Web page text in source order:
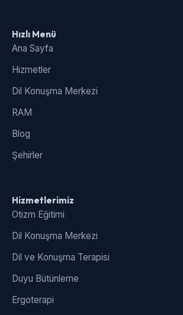
Hızlı Menü
Ana Sayfa
Hizmetler
Dil Konuşma Merkezi
RAM
Blog
Şehirler
Hizmetlerimiz
Otizm Eğitimi
Dil Konuşma Merkezi
Dil ve Konuşma Terapisi
Duyu Bütünleme
Ergoterapi